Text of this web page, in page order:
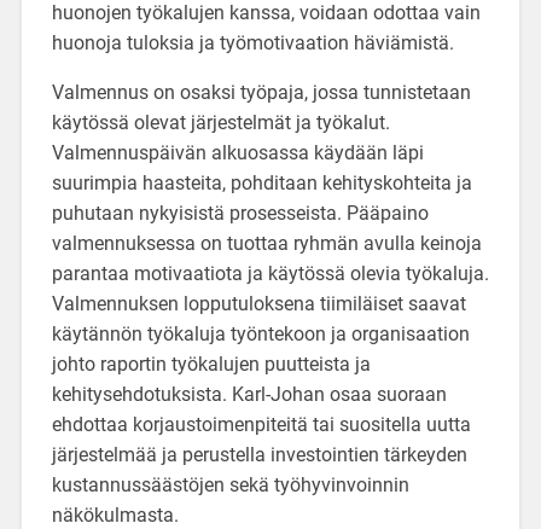
huonojen työkalujen kanssa, voidaan odottaa vain
huonoja tuloksia ja työmotivaation häviämistä.
Valmennus on osaksi työpaja, jossa tunnistetaan
käytössä olevat järjestelmät ja työkalut.
Valmennuspäivän alkuosassa käydään läpi
suurimpia haasteita, pohditaan kehityskohteita ja
puhutaan nykyisistä prosesseista. Pääpaino
valmennuksessa on tuottaa ryhmän avulla keinoja
parantaa motivaatiota ja käytössä olevia työkaluja.
Valmennuksen lopputuloksena tiimiläiset saavat
käytännön työkaluja työntekoon ja organisaation
johto raportin työkalujen puutteista ja
kehitysehdotuksista. Karl-Johan osaa suoraan
ehdottaa korjaustoimenpiteitä tai suositella uutta
järjestelmää ja perustella investointien tärkeyden
kustannussäästöjen sekä työhyvinvoinnin
näkökulmasta.